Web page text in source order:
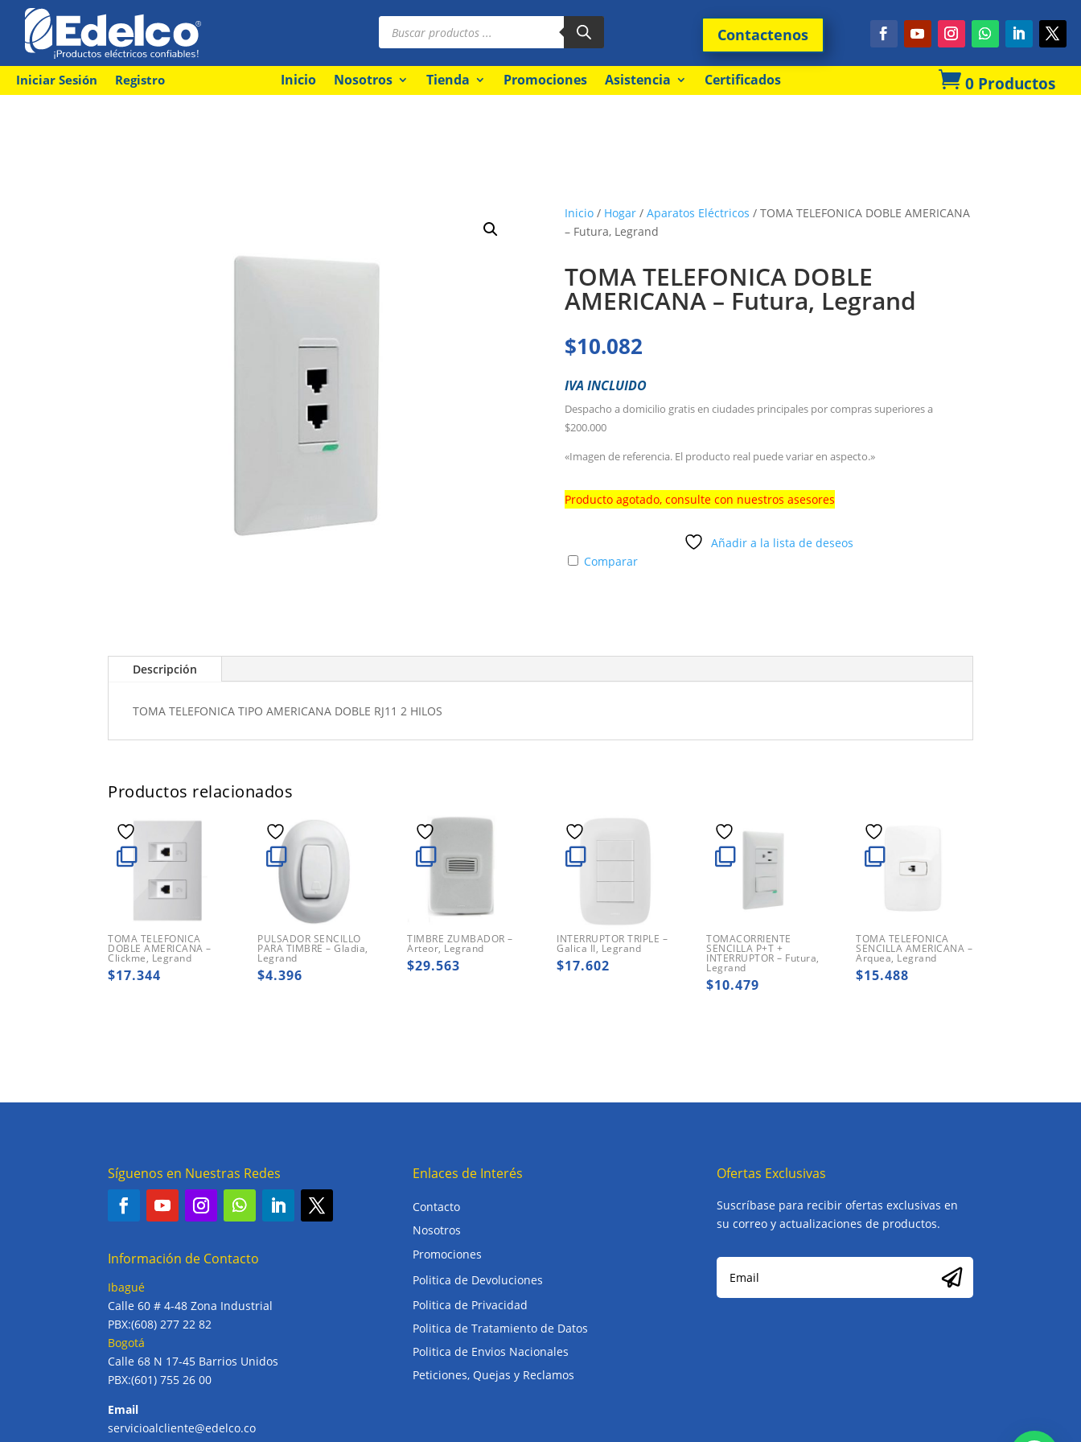
Búsqueda
productos Contactenos
Iniciar Sesión Registro Inicio Nosotros Tienda Promociones Asistencia Certificados  0 Productos
Inicio/ Hogar/ Aparatos Eléctricos / TOMA TELEFONICA DOBLE AMERICANA
– Futura, Legrand
TOMA TELEFONICA DOBLE
AMERICANA – Futura, Legrand
$10.082
IVA INCLUIDO
Despacho a domicilio gratis en ciudades principales por compras superiores a
$200.000
«Imagen de referencia. El producto real puede variar en aspecto.»
Producto agotado, consulte con nuestros asesores
Añadir a la lista de deseos
Comparar
Descripción
TOMA TELEFONICA TIPO AMERICANA DOBLE RJ11 2 HILOS
Productos relacionados
TOMA TELEFONICA
DOBLE AMERICANA –
Clickme, Legrand
$17.344
PULSADOR SENCILLO
PARA TIMBRE – Gladia,
Legrand
$4.396
TIMBRE ZUMBADOR –
Arteor, Legrand
$29.563
INTERRUPTOR TRIPLE –
Galica II, Legrand
$17.602
TOMACORRIENTE
SENCILLA P+T +
INTERRUPTOR – Futura,
Legrand
$10.479
TOMA TELEFONICA
SENCILLA AMERICANA –
Arquea, Legrand
$15.488
Síguenos en Nuestras Redes
Información de Contacto
Ibagué
Calle 60 # 4-48 Zona Industrial
PBX:(608) 277 22 82
Bogotá
Calle 68 N 17-45 Barrios Unidos
PBX:(601) 755 26 00
Email
servicioalcliente@edelco.co
Enlaces de Interés
Contacto
Nosotros
Promociones
Politica de Devoluciones
Politica de Privacidad
Politica de Tratamiento de Datos
Politica de Envios Nacionales
Peticiones, Quejas y Reclamos
Ofertas Exclusivas
Suscríbase para recibir ofertas exclusivas en
su correo y actualizaciones de productos.